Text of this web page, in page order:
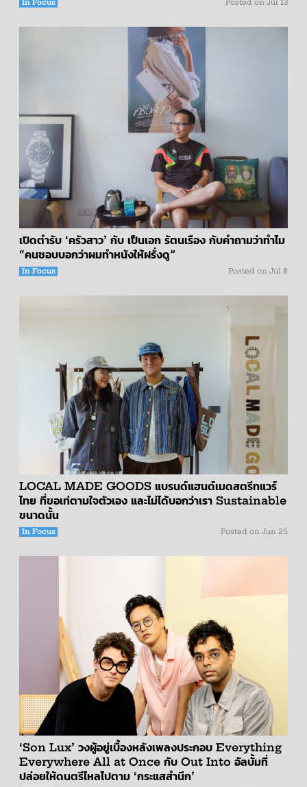
In Focus Posted on Jul 13
เปิดตำรับ ‘ครัวสาว’ กับ เป็นเอก รัตนเรือง กับคำถามว่าทำไม
“คนชอบบอกว่าผมทำหนังให้ฝรั่งดู”
In Focus Posted on Jul 8
LOCAL MADE GOODS แบรนด์แฮนด์เมดสตรีทแวร์
ไทย ที่ขอเท่ตามใจตัวเอง และไม่ได้บอกว่าเรา Sustainable
ขนาดนั้น
In Focus Posted on Jun 25
‘Son Lux’ วงผู้อยู่เบื้องหลังเพลงประกอบ Everything
Everywhere All at Once กับ Out Into อัลบั้มที่
ปล่อยให้ดนตรีไหลไปตาม ‘กระแสสำนึก’